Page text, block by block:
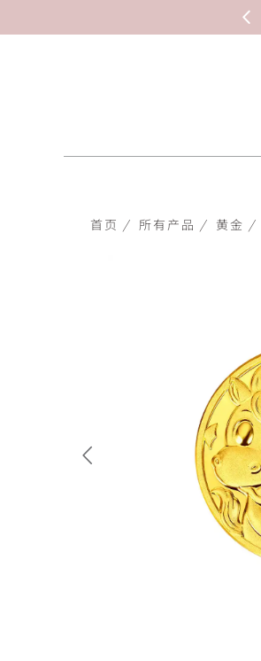
首页 / 所有产品 / 黄金 /